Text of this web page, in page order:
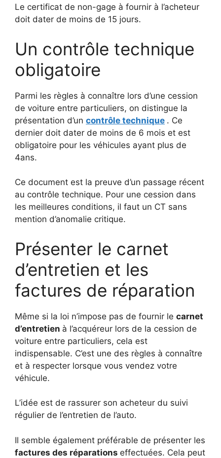
Le certificat de non-gage à fournir à l’acheteur
doit dater de moins de 15 jours.
Un contrôle technique
obligatoire
Parmi les règles à connaître lors d’une cession
de voiture entre particuliers, on distingue la
présentation d’un contrôle technique . Ce
dernier doit dater de moins de 6 mois et est
obligatoire pour les véhicules ayant plus de
4ans.
Ce document est la preuve d’un passage récent
au contrôle technique. Pour une cession dans
les meilleures conditions, il faut un CT sans
mention d’anomalie critique.
Présenter le carnet
d’entretien et les
factures de réparation
Même si la loi n’impose pas de fournir le carnet
d’entretien à l’acquéreur lors de la cession de
voiture entre particuliers, cela est
indispensable. C’est une des règles à connaître
et à respecter lorsque vous vendez votre
véhicule.
L’idée est de rassurer son acheteur du suivi
régulier de l’entretien de l’auto.
Il semble également préférable de présenter les
factures des réparations effectuées. Cela peut